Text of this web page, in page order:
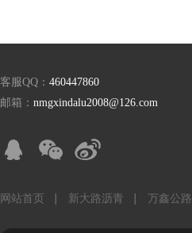
客服QQ： 460447860
邮箱： nmgxindalu2008@126.com
网站首页 新大路沥青 万鑫公路